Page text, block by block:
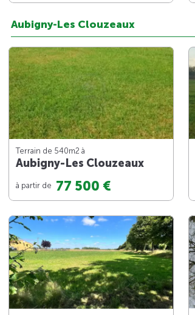
Aubigny-Les Clouzeaux
Terrain de 540m2 à
Aubigny-Les Clouzeaux
à partir de 77 500 €